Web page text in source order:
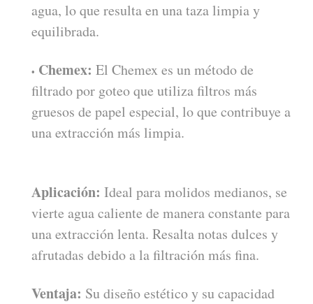
agua, lo que resulta en una taza limpia y
equilibrada.
Chemex: El Chemex es un método de
filtrado por goteo que utiliza filtros más
gruesos de papel especial, lo que contribuye a
una extracción más limpia.
Aplicación: Ideal para molidos medianos, se
vierte agua caliente de manera constante para
una extracción lenta. Resalta notas dulces y
afrutadas debido a la filtración más fina.
Ventaja: Su diseño estético y su capacidad